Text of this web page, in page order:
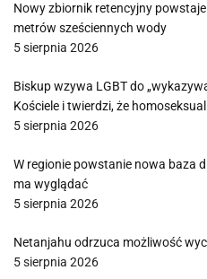
Nowy zbiornik retencyjny
metrów sześciennych wody
5 sierpnia 2026
Biskup wzywa LGBT do
Kościele i twierdzi, że
5 sierpnia 2026
W regionie powstanie nowa baza
ma wyglądać
5 sierpnia 2026
Netanjahu odrzuca możliwość
5 sierpnia 2026